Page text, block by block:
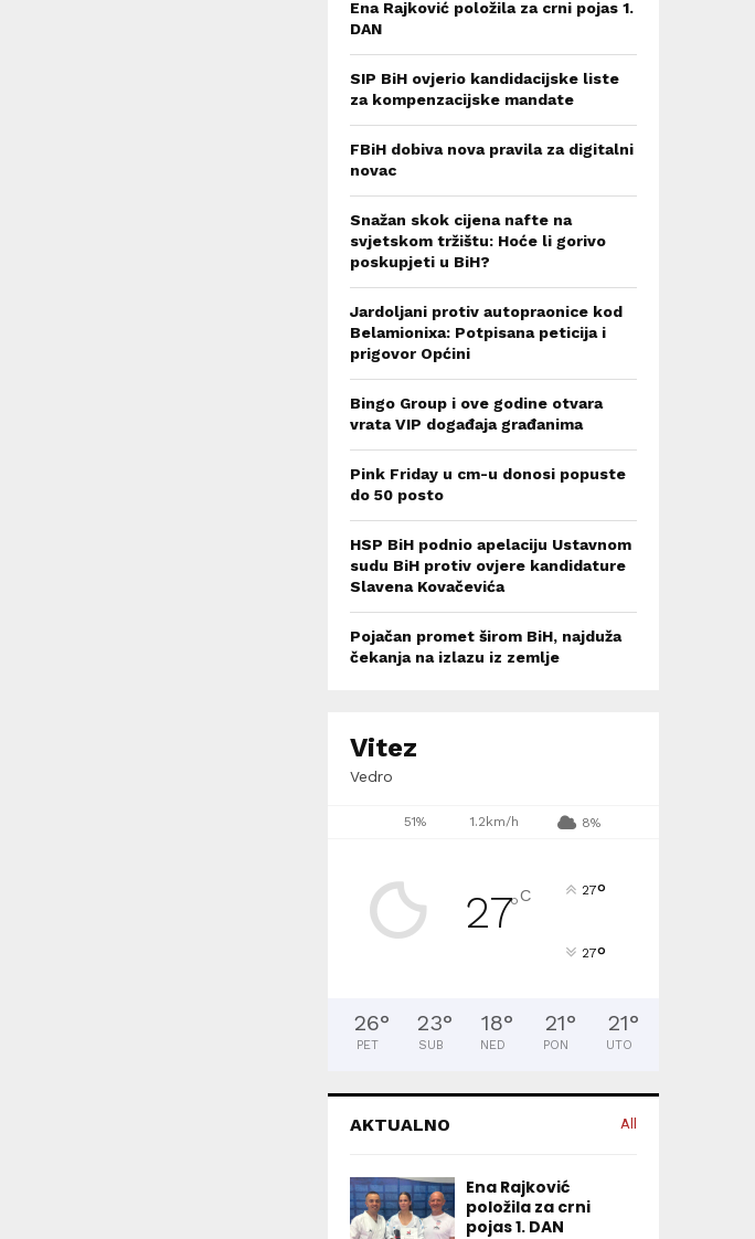
Ena Rajković položila za crni pojas 1.
DAN
SIP BiH ovjerio kandidacijske liste
za kompenzacijske mandate
FBiH dobiva nova pravila za digitalni
novac
Snažan skok cijena nafte na
svjetskom tržištu: Hoće li gorivo
poskupjeti u BiH?
Jardoljani protiv autopraonice kod
Belamionixa: Potpisana peticija i
prigovor Općini
Bingo Group i ove godine otvara
vrata VIP događaja građanima
Pink Friday u cm-u donosi popuste
do 50 posto
HSP BiH podnio apelaciju Ustavnom
sudu BiH protiv ovjere kandidature
Slavena Kovačevića
Pojačan promet širom BiH, najduža
čekanja na izlazu iz zemlje
Vitez
Vedro
51% 1.2km/h 8%
27°C 27°
27°
26°
PET
23°
SUB
18°
NED
21°
PON
21°
UTO
AKTUALNO All
Ena Rajković
položila za crni
pojas 1. DAN